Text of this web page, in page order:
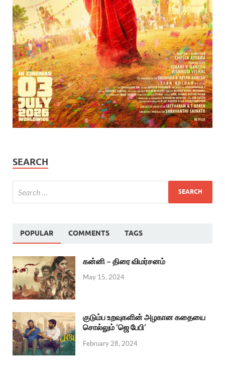
SEARCH
POPULAR COMMENTS TAGS
கன்னி – திரை விமர்சனம்
May 15, 2024
குடும்ப உறவுகளின் அழகான கதையை
சொல்லும் ‘ஜெ பேபி’
February 28, 2024